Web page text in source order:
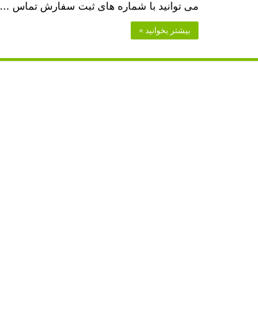
می توانید با شماره های ثبت سفارش تماس …
بیشتر بخوانید »